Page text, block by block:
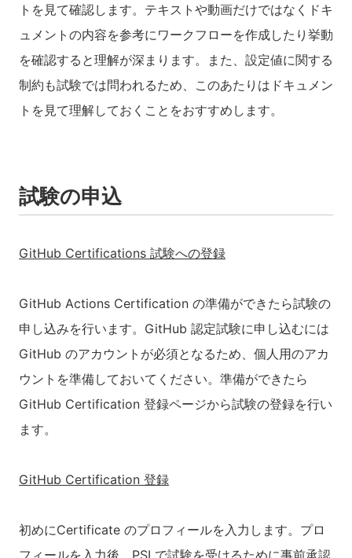
トを見て確認します。テキストや動画だけではなくドキ
ュメントの内容を参考にワークフローを作成したり挙動
を確認すると理解が深まります。また、設定値に関する
制約も試験では問われるため、このあたりはドキュメン
トを見て理解しておくことをおすすめします。
試験の申込
GitHub Certifications 試験への登録
GitHub Actions Certification の準備ができたら試験の
申し込みを行います。GitHub 認定試験に申し込むには
GitHub のアカウントが必須となるため、個人用のアカ
ウントを準備しておいてください。準備ができたら
GitHub Certification 登録ページから試験の登録を行い
ます。
GitHub Certification 登録
初めにCertificate のプロフィールを入力します。プロ